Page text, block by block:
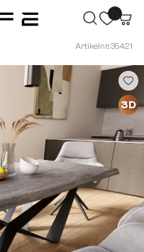
Artikelnr.: 35421
3D